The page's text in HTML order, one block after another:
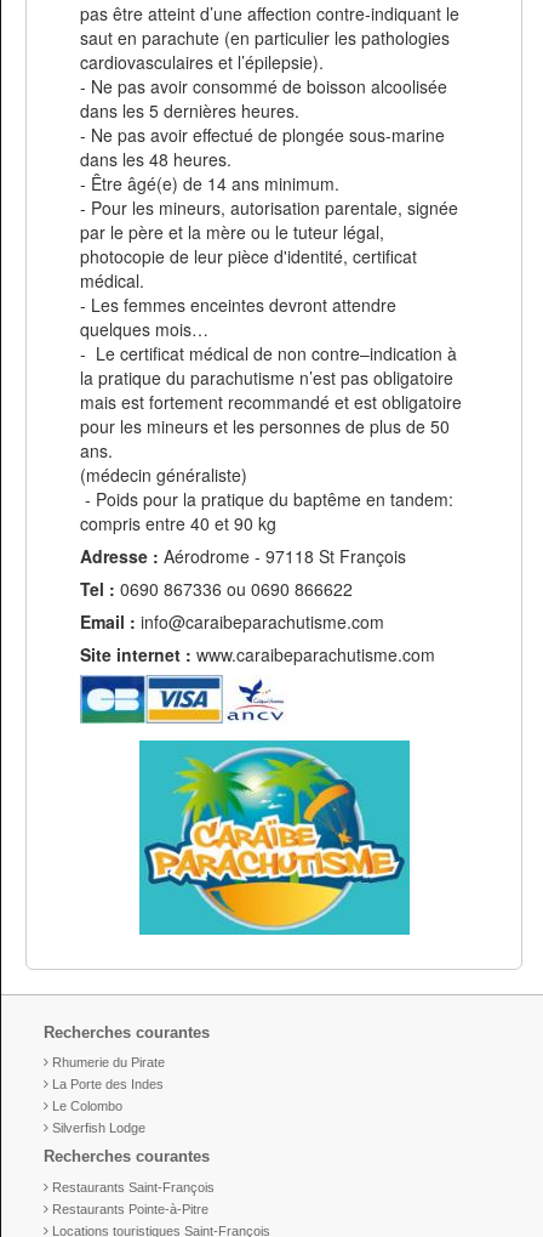
pas être atteint d’une affection contre-indiquant le
saut en parachute (en particulier les pathologies
cardiovasculaires et l’épilepsie).
- Ne pas avoir consommé de boisson alcoolisée
dans les 5 dernières heures.
- Ne pas avoir effectué de plongée sous-marine
dans les 48 heures.
- Être âgé(e) de 14 ans minimum.
- Pour les mineurs, autorisation parentale, signée
par le père et la mère ou le tuteur légal,
photocopie de leur pièce d'identité, certificat
médical.
- Les femmes enceintes devront attendre
quelques mois…
- Le certificat médical de non contre–indication à
la pratique du parachutisme n’est pas obligatoire
mais est fortement recommandé et est obligatoire
pour les mineurs et les personnes de plus de 50
ans.
(médecin généraliste)
- Poids pour la pratique du baptême en tandem:
compris entre 40 et 90 kg
Adresse : Aérodrome - 97118 St François
Tel : 0690 867336 ou 0690 866622
Email : info@caraibeparachutisme.com
Site internet : www.caraibeparachutisme.com
Recherches courantes
Rhumerie du Pirate
La Porte des Indes
Le Colombo
Silverfish Lodge
Recherches courantes
Restaurants Saint-François
Restaurants Pointe-à-Pitre
Locations touristiques Saint-François